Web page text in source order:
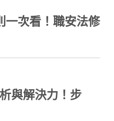
一次看！職安法修
與解決力！步